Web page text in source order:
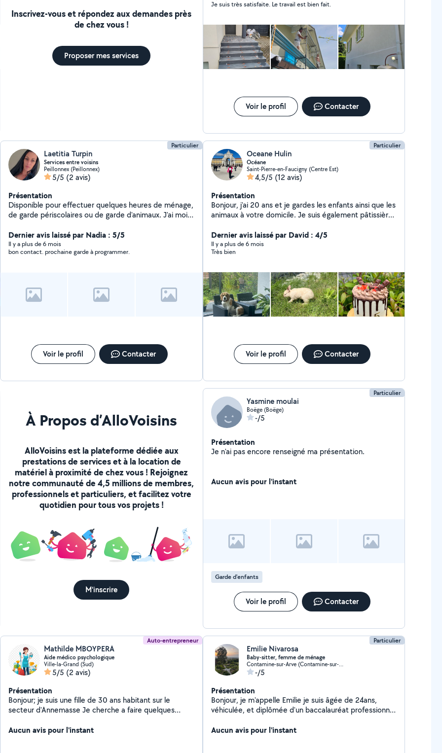
Inscrivez-vous et répondez aux demandes près
de chez vous !
Proposer mes services
travail. Je serai disponible pour tout les clients. J'ai la
Savoie (74). Cordialement Pergjoka Petro
Je suis très satisfaite. Le travail est bien fait.
Voir le profil Contacter
Particulier
Laetitia Turpin
Services entre voisins
Peillonnex (Peillonnex)
5/5 (2 avis)
Présentation
Disponible pour effectuer quelques heures de ménage,
de garde périscolaires ou de garde d'animaux. J'ai moi
Dernier avis laissé par Nadia : 5/5
Il y a plus de 6 mois
bon contact. prochaine garde à programmer.
Voir le profil Contacter
Particulier
Oceane Hulin
Océane
Saint-Pierre-en-Faucigny (Centre Est)
4,5/5 (12 avis)
Présentation
Bonjour, j'ai 20 ans et je gardes les enfants ainsi que les
animaux à votre domicile. Je suis également pâtissière
événements. Je suis également femme de ménage.
N'hésiter pas à me contacter pour plus d'informations
me concernant
Dernier avis laissé par David : 4/5
Il y a plus de 6 mois
Très bien
Voir le profil Contacter
À Propos d’AlloVoisins
AlloVoisins est la plateforme dédiée aux
prestations de services et à la location de
matériel à proximité de chez vous ! Rejoignez
notre communauté de 4,5 millions de membres,
professionnels et particuliers, et facilitez votre
quotidien pour tous vos projets !
M'inscrire
Particulier
Yasmine moulai
Boëge (Boëge)
-/5
Présentation
Je n'ai pas encore renseigné ma présentation.
Aucun avis pour l'instant
Garde d'enfants
Voir le profil Contacter
Auto-entrepreneur
Mathilde MBOYPERA
Aide médico psychologique
Ville-la-Grand (Sud)
5/5 (2 avis)
Présentation
Bonjour; je suis une fille de 30 ans habitant sur le
secteur d'Annemasse Je cherche a faire quelques
fin du mois.Si vous êtes intéressés n'hésitez pas a me
Aucun avis pour l'instant
Particulier
Emilie Nivarosa
Baby-sitter, femme de ménage
Contamine-sur-Arve (Contamine-sur-Arve)
-/5
Présentation
Bonjour, je m'appelle Emilie je suis âgée de 24ans,
véhiculée, et diplômée d'un baccalauréat professionnel
ménage, secrétaire, je peux vous aider à faire vos
Aucun avis pour l'instant